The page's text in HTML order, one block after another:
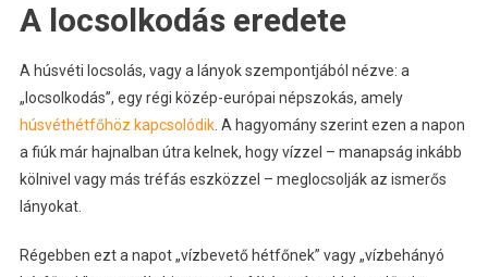
A locsolkodás eredete
A húsvéti locsolás, vagy a lányok szempontjából nézve: a
„locsolkodás”, egy régi közép-európai népszokás, amely
húsvéthétfőhöz kapcsolódik. A hagyomány szerint ezen a napon
a fiúk már hajnalban útra kelnek, hogy vízzel – manapság inkább
kölnivel vagy más tréfás eszközzel – meglocsolják az ismerős
lányokat.
Régebben ezt a napot „vízbevető hétfőnek” vagy „vízbehányó